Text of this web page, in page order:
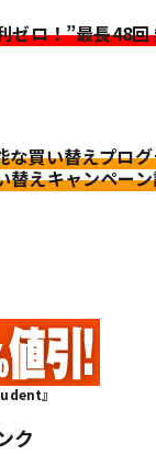
ゼロ！”最長48回
買い替えプロ
替えキャンペー
』
ク